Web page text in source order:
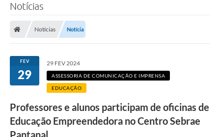
LICITAÇÕES E CONTRATOS
Secretarias
Leis e Decretos
Notícias
Notícias
Notícias Notícia
FEV
29
29 FEV 2024
ASSESSORIA DE COMUNICAÇÃO E IMPRENSA
EDUCAÇÃO
Professores e alunos participam de oficinas de
Educação Empreendedora no Centro Sebrae
Pantanal